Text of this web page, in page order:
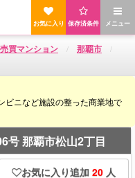
メニュー
保存済条件
お気に入り
売買マンション
那覇市
ビニなど施設の整った商業地で
号 那覇市松山2丁目
お気に入り追加 20 人